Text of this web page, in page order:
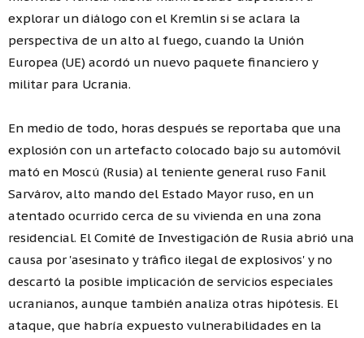
explorar un diálogo con el Kremlin si se aclara la
perspectiva de un alto al fuego, cuando la Unión
Europea (UE) acordó un nuevo paquete financiero y
militar para Ucrania.
En medio de todo, horas después se reportaba que una
explosión con un artefacto colocado bajo su automóvil
mató en Moscú (Rusia) al teniente general ruso Fanil
Sarvárov, alto mando del Estado Mayor ruso, en un
atentado ocurrido cerca de su vivienda en una zona
residencial. El Comité de Investigación de Rusia abrió una
causa por 'asesinato y tráfico ilegal de explosivos' y no
descartó la posible implicación de servicios especiales
ucranianos, aunque también analiza otras hipótesis. El
ataque, que habría expuesto vulnerabilidades en la